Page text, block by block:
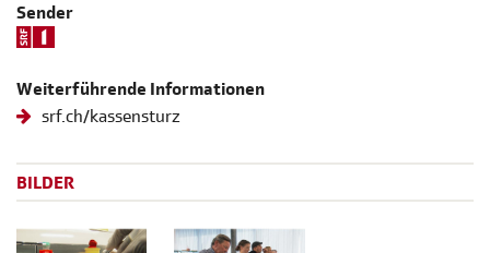
Sender
Weiterführende Informationen
srf.ch/kassensturz
BILDER